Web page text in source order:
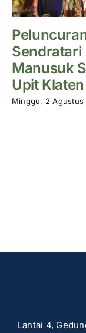
Sendratari
Manusuk
Upit Klaten
Minggu, 2 Agustus
Lantai 4,